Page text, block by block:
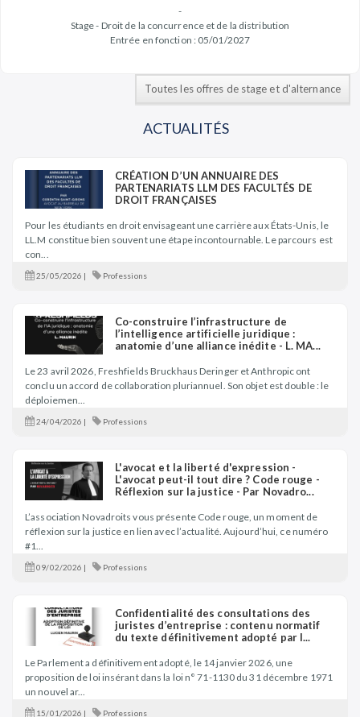
-
Stage - Droit de la concurrence et de la distribution
Entrée en fonction : 05/01/2027
Toutes les offres de stage et d'alternance
ACTUALITÉS
CRÉATION D’UN ANNUAIRE DES
PARTENARIATS LLM DES FACULTÉS DE
DROIT FRANÇAISES
Pour les étudiants en droit envisageant une carrière aux États-Unis, le
LL.M constitue bien souvent une étape incontournable. Le parcours est
con...
25/05/2026 | Professions
Co-construire l’infrastructure de
l’intelligence artificielle juridique :
anatomie d’une alliance inédite - L. MA...
Le 23 avril 2026, Freshfields Bruckhaus Deringer et Anthropic ont
conclu un accord de collaboration pluriannuel. Son objet est double : le
déploiemen...
24/04/2026 | Professions
L'avocat et la liberté d'expression -
L'avocat peut-il tout dire ? Code rouge -
Réflexion sur la justice - Par Novadro...
L’association Novadroits vous présente Code rouge, un moment de
réflexion sur la justice en lien avec l’actualité. Aujourd’hui, ce numéro
#1...
09/02/2026 | Professions
Confidentialité des consultations des
juristes d’entreprise : contenu normatif
du texte définitivement adopté par l...
Le Parlement a définitivement adopté, le 14 janvier 2026, une
proposition de loi insérant dans la loi n° 71-1130 du 31 décembre 1971
un nouvel ar...
15/01/2026 | Professions